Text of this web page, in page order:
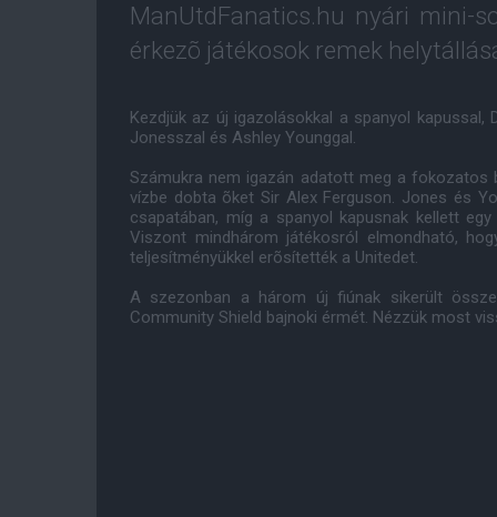
ManUtdFanatics.hu nyári mini-
érkezõ játékosok remek
Kezdjük az új igazolásokkal a spanyol kapussal,
Jonesszal és Ashley Younggal.
Számukra nem igazán adatott meg a fokozatos
vízbe dobta õket Sir Alex Ferguson. Jones és
csapatában, míg a spanyol kapusnak kellett
Viszont mindhárom játékosról elmondható,
teljesítményükkel erõsítették a Unitedet.
A szezonban a három új fiúnak sikerült
Community Shield bajnoki érmét. Nézzük most